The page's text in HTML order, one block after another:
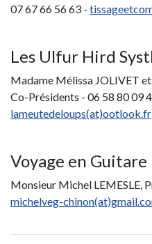
07 67 66 56 63 -
Les Ulfur Hird
Madame Mélissa JOLIVET
Co-Présidents - 06 58 80 09
lameutedeloups(at)ootlook.fr
Voyage en Guitare
Monsieur Michel LEMESLE,
michelveg-